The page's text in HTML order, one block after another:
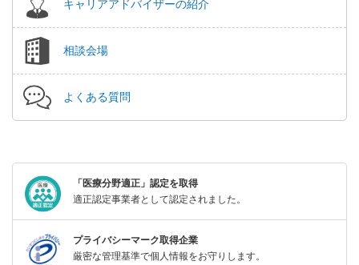
キャリアアドバイザーの紹介
相談会場
よくある質問
「医療分野適正」認定を取得
適正認定事業者として認定されました。
プライバシーマーク取得企業
厳密な管理基準で個人情報をお守りします。